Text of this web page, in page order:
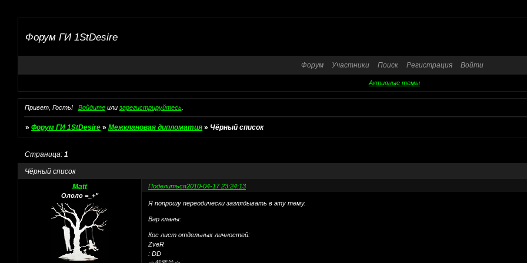
Форум ГИ 1StDesire
Форум Участники Поиск Регистрация Войти
Активные темы
Привет, Гость! Войдитеили зарегистрируйтесь
»Форум ГИ 1StDesire »Межклановая дипломатия » Чёрный список
Чёрный список
Страница:1
Поделиться2010-04-17 23:24:13
Matt
Ололо =_+"
Я попрошу переодически заглядывать в эту тему.
Вар кланы:
Кос лист отдельных личностей:
ZveR
: DD